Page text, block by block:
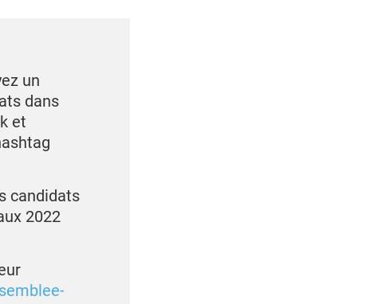
un
dans
et
candidats
2022